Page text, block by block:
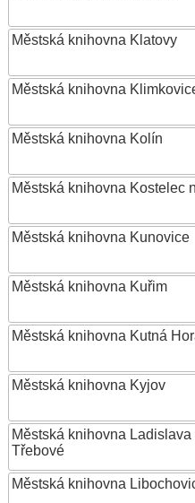
Městská knihovna Klatovy
Městská knihovna
Městská knihovna Kolín
Městská knihovna Kostelec
Městská knihovna Kunovice
Městská knihovna Kuřim
Městská knihovna Kutná
Městská knihovna Kyjov
Městská knihovna
Třebové
Městská knihovna